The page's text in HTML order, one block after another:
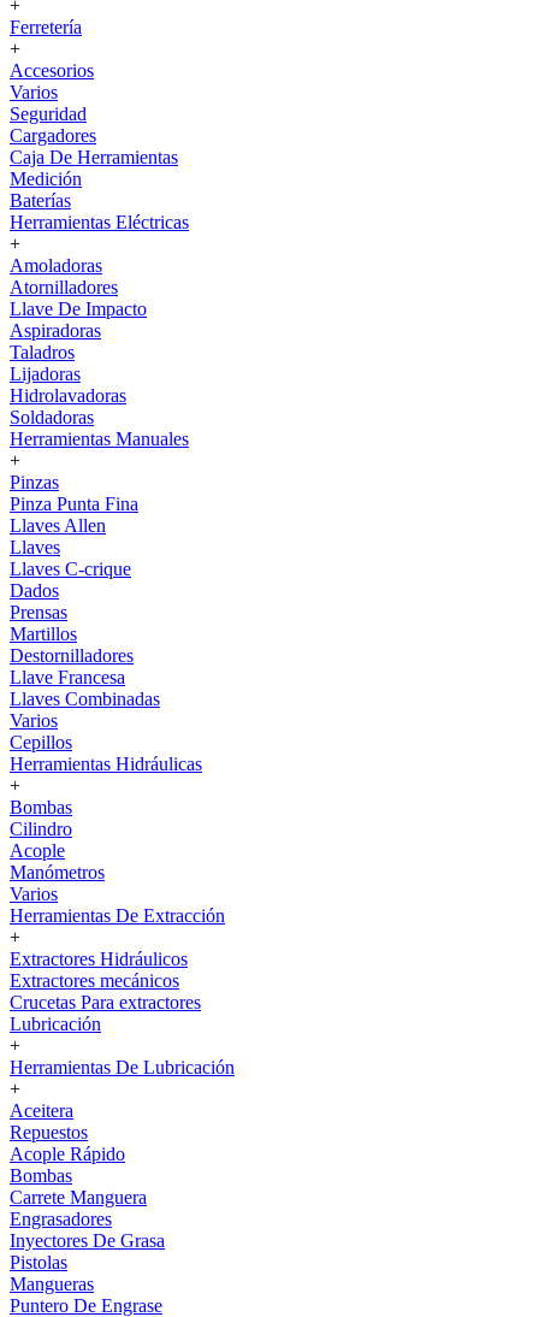
+
Ferretería
+
Accesorios
Varios
Seguridad
Cargadores
Caja De Herramientas
Medición
Baterías
Herramientas Eléctricas
+
Amoladoras
Atornilladores
Llave De Impacto
Aspiradoras
Taladros
Lijadoras
Hidrolavadoras
Soldadoras
Herramientas Manuales
+
Pinzas
Pinza Punta Fina
Llaves Allen
Llaves
Llaves C-crique
Dados
Prensas
Martillos
Destornilladores
Llave Francesa
Llaves Combinadas
Varios
Cepillos
Herramientas Hidráulicas
+
Bombas
Cilindro
Acople
Manómetros
Varios
Herramientas De Extracción
+
Extractores Hidráulicos
Extractores mecánicos
Crucetas Para extractores
Lubricación
+
Herramientas De Lubricación
+
Aceitera
Repuestos
Acople Rápido
Bombas
Carrete Manguera
Engrasadores
Inyectores De Grasa
Pistolas
Mangueras
Puntero De Engrase